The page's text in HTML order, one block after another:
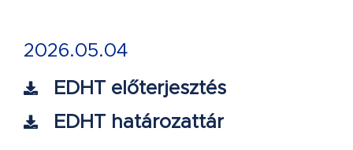
2026.05.04
EDHT előterjesztés
EDHT határozattár